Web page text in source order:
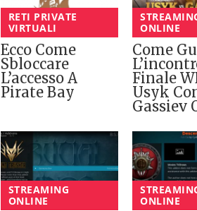
RETI PRIVATE
VIRTUALI
Ecco Come
Sbloccare
L’accesso A
Pirate Bay
ONLINE
Come
Finale
Usyk
Gassiev
STREAMING
ONLINE
ONLINE